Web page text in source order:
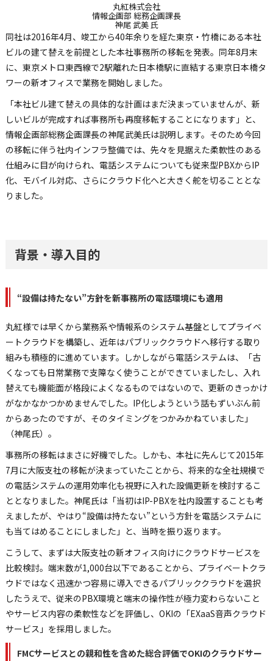
丸紅株式会社
情報企画部 総務企画課長
神尾 武美 氏
同社は2016年4月、竣工から40年余りを経た東京・竹橋にある本社
ビルの建て替えを前提とした本社事務所の移転を発表。同年8月末
に、東京メトロ東西線で2駅離れた日本橋駅に直結する東京日本橋タ
ワーの新オフィスで業務を開始しました。
「本社ビル建て替えの具体的な計画はまだ決まっていませんが、新
しいビルが完成すれば事務所も再度移転することになります」と、
情報企画部総務企画課長の神尾武美氏は説明します。そのため今回
の移転に伴う社内インフラ整備では、先々を見据えた柔軟性のある
仕組みに目が向けられ、電話システムについても従来型PBXからIP
化、モバイル対応、さらにクラウド化へと大きく舵を切ることとな
りました。
背景・導入目的
“設備は持たない”方針を新事務所の電話環境にも適用
丸紅様では早くから業務系や情報系のシステム基盤としてプライベ
ートクラウドを構築し、近年はパブリッククラウドへ移行する取り
組みも積極的に進めています。しかしながら電話システムは、「古
くなっても日常業務で支障なく使うことができていましたし、入れ
替えても機能面が格段によくなるものではないので、更新のきっかけ
がなかなかつかめませんでした。IP化しようという話もずいぶん前
からあったのですが、そのタイミングをつかみかねていました」
（神尾氏）。
事務所の移転はまさに好機でした。しかも、本社に先んじて2015年
7月に大阪支社の移転が決まっていたことから、将来的な全社規模で
の電話システムの運用効率化も視野に入れた設備更新を検討するこ
ととなりました。神尾氏は「当初はIP-PBXを社内設置することも考
えましたが、やはり“設備は持たない”という方針を電話システムに
も当てはめることにしました」と、当時を振り返ります。
こうして、まずは大阪支社の新オフィス向けにクラウドサービスを
比較検討。端末数が1,000台以下であることから、プライベートクラ
ウドではなく迅速かつ容易に導入できるパブリッククラウドを選択
したうえで、従来のPBX環境と端末の操作性が極力変わらないこと
やサービス内容の柔軟性などを評価し、OKIの「EXaaS音声クラウド
サービス」を採用しました。
FMCサービスとの親和性を含めた総合評価でOKIのクラウドサー